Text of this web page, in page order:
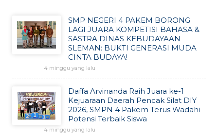
SMP NEGERI 4 PAKEM BORONG
LAGI JUARA KOMPETISI BAHASA &
SASTRA DINAS KEBUDAYAAN
SLEMAN: BUKTI GENERASI MUDA
CINTA BUDAYA!
4 minggu yang lalu
Daffa Arvinanda Raih Juara ke-1
Kejuaraan Daerah Pencak Silat DIY
2026, SMPN 4 Pakem Terus Wadahi
Potensi Terbaik Siswa
4 minggu yang lalu